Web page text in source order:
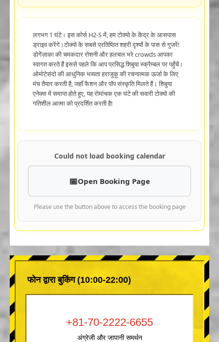
लगभग 1 घंटे। इस कोर्स H2-S में, हम टोक्यो के केंद्र के आसपास
ड्राइव करेंगे।टोक्यो के सबसे प्रतिष्ठित शहरी दृश्यों के पास से गुजरें!
डोगेंज़ाका की चमकदार रोशनी और हलचल भरे crowds आपका
स्वागत करते हैं इससे पहले कि आप प्रसिद्ध शिबुया स्क्रैम्बल पर पहुँचें।
ओमोटेसंदो की आधुनिक भव्यता हराजुकू की रचनात्मक ऊर्जा के लिए
मंच तैयार करती है, जहाँ फैशन और पॉप संस्कृति मिलते हैं। शिबुया
एनेक्स में समाप्त होते हुए, यह रोमांचक एक घंटे की सवारी टोक्यो की
गतिशील आत्मा को प्रदर्शित करती है!
Could not load booking calendar
Open Booking Page
Please use the button above to access the booking page
फोन द्वारा बुकिंग (10:00-22:00)
+81-70-2222-6655
अंग्रेजी और जापानी समर्थन